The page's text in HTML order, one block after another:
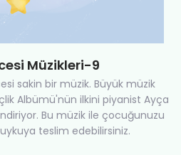
Müzikleri-9
sakin bir müzik. Büyük müzik
Albümü'nün ilkini piyanist Ayça
Bu müzik ile çocuğunuzu
teslim edebilirsiniz.